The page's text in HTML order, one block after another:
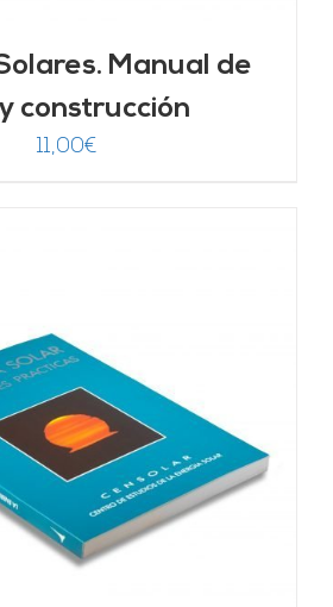
Manual de
construcción
11,00€